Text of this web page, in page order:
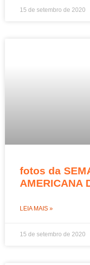
15 de setembro de 2020
fotos da
AMERICANA
LEIA MAIS »
15 de setembro de 2020